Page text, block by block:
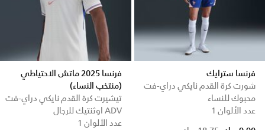
فرنسا سترايك
شورت كرة القدم نايكي دراي-فت
محبوك للنساء
عدد الألوان 1
فرنسا 2025 ماتش الاحتياطي
(منتخب النساء)
تيشيرت كرة القدم نايكي دراي-فت
ADV اوثنتيك للرجال
عدد الألوان 1